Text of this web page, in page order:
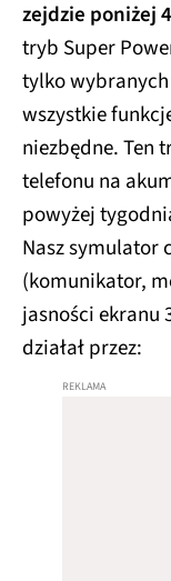
zejdzie poniżej
tryb Super
tylko
wszystkie
niezbędne. Ten
telefonu na
powyżej
Nasz symulator
(komunikator,
jasności ekranu
działał przez: